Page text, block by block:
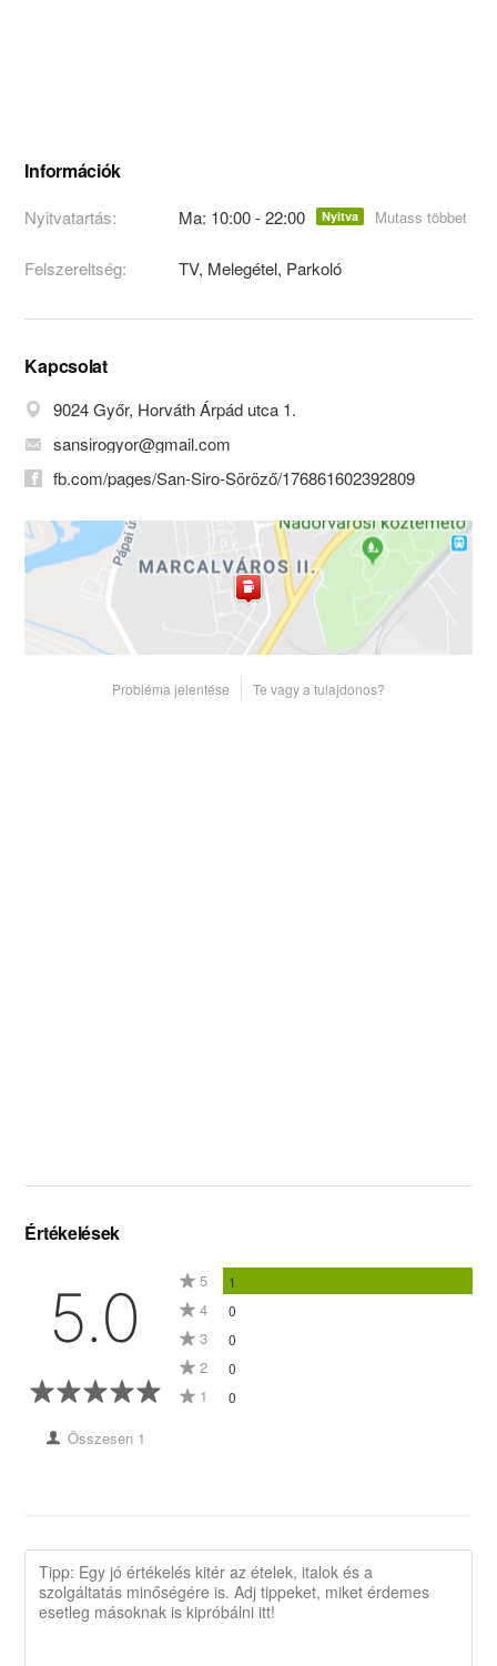
Információk
Nyitvatartás: Ma: 10:00 - 22:00 Nyitva Mutass többet
Felszereltség: TV, Melegétel, Parkoló
Kapcsolat
9024 Győr, Horváth Árpád utca 1.
sansirogyor@gmail.com
fb.com/pages/San-Siro-Söröző/176861602392809
Probléma jelentése Te vagy a tulajdonos?
Értékelések
5.0
Összesen 1
5 1
4 0
3 0
2 0
1 0